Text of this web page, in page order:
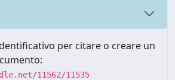
per citare o creare un
11562/11535